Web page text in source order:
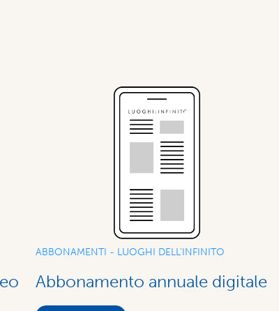
ABBONAMENTI - LUOGHI DELL'INFINITO
Abbonamento annuale digitale